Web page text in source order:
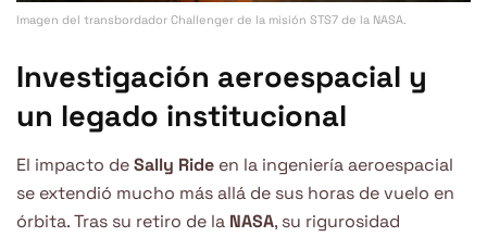
Imagen del transbordador Challenger de la misión STS7 de la NASA.
Investigación aeroespacial y
un legado institucional
El impacto deSally Ride en la ingeniería aeroespacial
se extendió mucho más allá de sus horas de vuelo en
órbita. Tras su retiro de la NASA, su rigurosidad